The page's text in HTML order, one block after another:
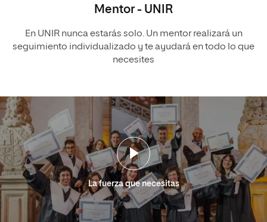
Mentor - UNIR
En UNIR nunca estarás solo. Un mentor realizará un
seguimiento individualizado y te ayudará en todo lo que
necesites
La fuerza que necesitas